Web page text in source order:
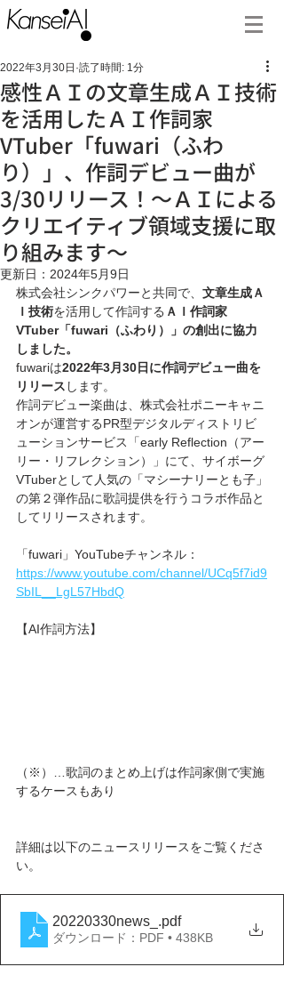
感性ＡＩの文章生成ＡＩ技術
を活用したＡＩ作詞家
VTuber「fuwari（ふわ
り）」、作詞デビュー曲が
3/30リリース！～ＡＩによる
クリエイティブ領域支援に取
り組みます～
2022年3月30日 読了時間: 1分
更新日： 2024年5月9日
株式会社シンクパワーと共同で、 文章生成Ａ
Ｉ技術を活用して作詞する ＡＩ作詞家
VTuber「fuwari（ふわり）」の創出に協力
しました。
fuwariは2022年3月30日に作詞デビュー曲を
リリース します。
作詞デビュー楽曲は、株式会社ポニーキャニ
オンが運営するPR型デジタルディストリビ
ューションサービス「early Reflection（アー
リー・リフレクション）」にて、サイボーグ
VTuberとして人気の「マシーナリーとも子」
の第２弾作品に歌詞提供を行うコラボ作品と
してリリースされます。
「fuwari」YouTubeチャンネル：
https://www.youtube.com/channel/UCq5f7id9
SbIL__LgL57HbdQ
【AI作詞方法】
（※）…歌詞のまとめ上げは作詞家側で実施
するケースもあり
詳細は以下のニュースリリースをご覧くださ
い。
20220330news_ .pdf
ダウンロード：PDF • 438KB